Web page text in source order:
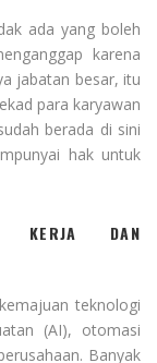
ada yang boleh
karena
jabatan besar, itu
para karyawan
berada di sini
hak untuk
KERJA DAN
teknologi
(AI), otomasi
Banyak